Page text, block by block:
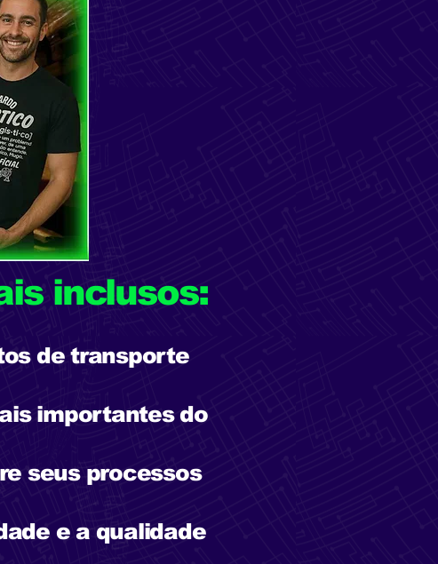
inclusos:
de transporte
importantes do
seus processos
e a qualidade